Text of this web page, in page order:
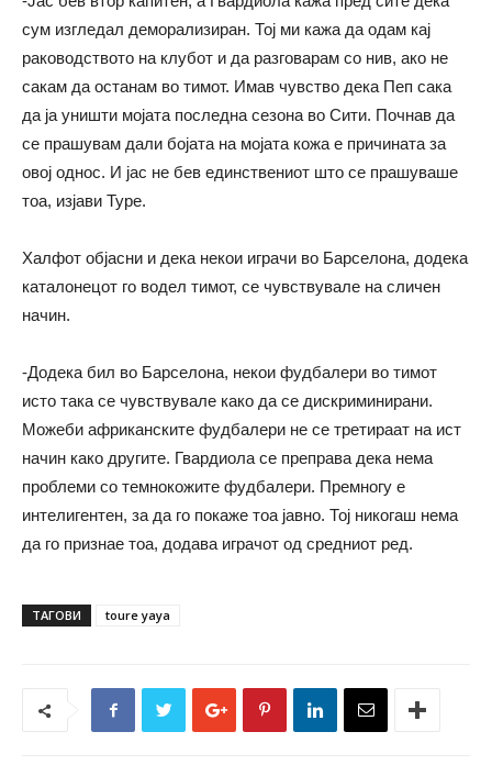
сум изгледал деморализиран. Тој ми кажа да одам кај
раководството на клубот и да разговарам со нив, ако не
сакам да останам во тимот. Имав чувство дека Пеп сака
да ја уништи мојата последна сезона во Сити. Почнав да
се прашувам дали бојата на мојата кожа е причината за
овој однос. И јас не бев единствениот што се прашуваше
тоа, изјави Туре.
Халфот објасни и дека некои играчи во Барселона, додека
каталонецот го водел тимот, се чувствувале на сличен
начин.
-Додека бил во Барселона, некои фудбалери во тимот
исто така се чувствувале како да се дискриминирани.
Можеби африканските фудбалери не се третираат на ист
начин како другите. Гвардиола се преправа дека нема
проблеми со темнокожите фудбалери. Премногу е
интелигентен, за да го покаже тоа јавно. Тој никогаш нема
да го признае тоа, додава играчот од средниот ред.
ТАГОВИ toure yaya